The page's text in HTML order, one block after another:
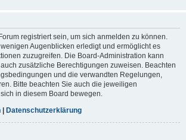
registriert sein, um sich anmelden zu können.
Augenblicken erledigt und ermöglicht es
zuzugreifen. Die Board-Administration kann
zusätzliche Berechtigungen zuweisen. Beachten
und die verwandten Regelungen,
Bitte beachten Sie auch die jeweiligen
in diesem Board bewegen.
| Datenschutzerklärung